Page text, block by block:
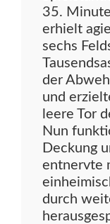
35.
erhielt
sechs
der
und
leere Tor
Nun
Deckung
entnervte
durch